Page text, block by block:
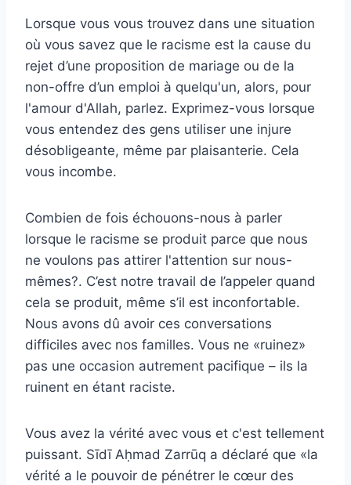
Lorsque vous vous trouvez dans une situation
où vous savez que le racisme est la cause du
rejet d’une proposition de mariage ou de la
non-offre d’un emploi à quelqu'un, alors, pour
l'amour d'Allah, parlez. Exprimez-vous lorsque
vous entendez des gens utiliser une injure
désobligeante, même par plaisanterie. Cela
vous incombe.
Combien de fois échouons-nous à parler
lorsque le racisme se produit parce que nous
ne voulons pas attirer l'attention sur nous-
mêmes?. C’est notre travail de l’appeler quand
cela se produit, même s’il est inconfortable.
Nous avons dû avoir ces conversations
difficiles avec nos familles. Vous ne «ruinez»
pas une occasion autrement pacifique – ils la
ruinent en étant raciste.
Vous avez la vérité avec vous et c'est tellement
puissant. Sīdī Aḥmad Zarrūq a déclaré que «la
vérité a le pouvoir de pénétrer le cœur des